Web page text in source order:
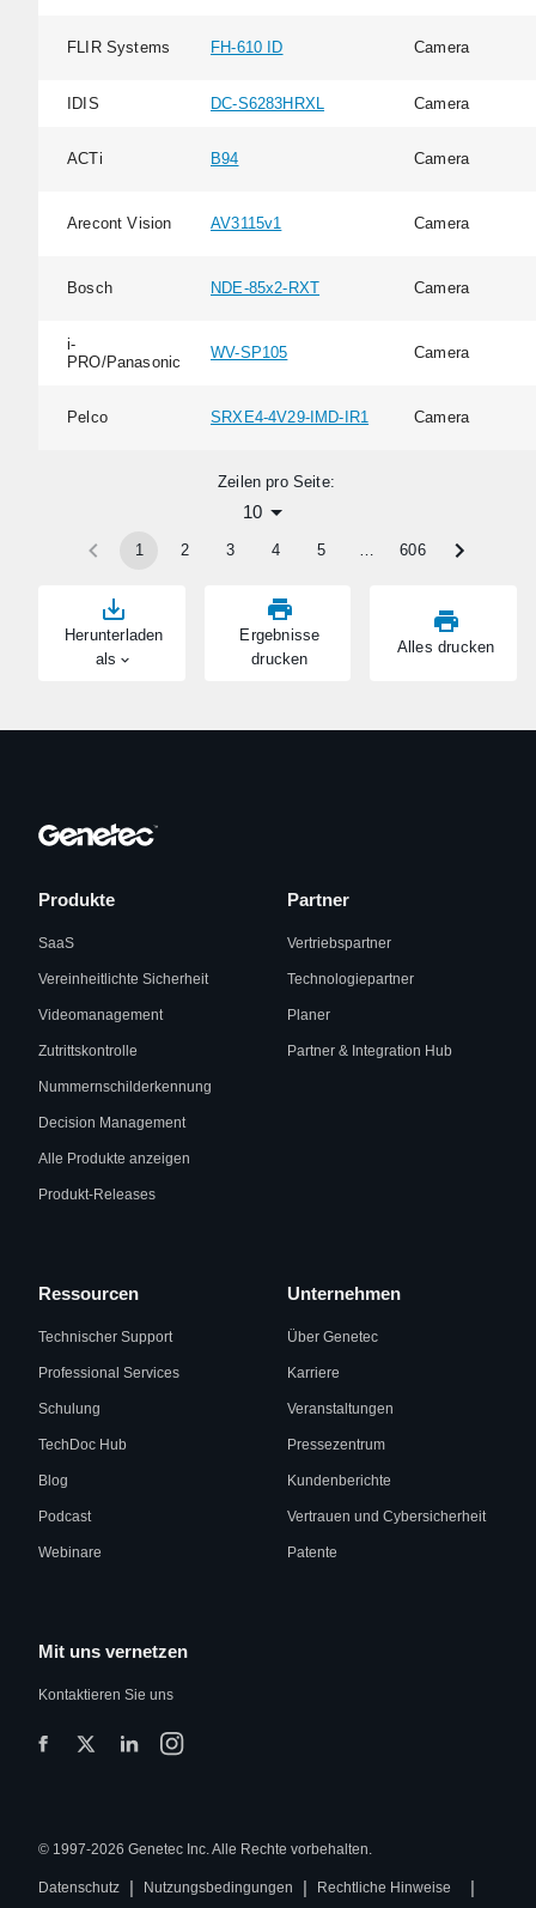
Herunterladen
als
Ergebnisse
drucken
Alles drucken
FLIR Systems FH-610 ID Camera
IDIS DC-S6283HRXL Camera
ACTi B94 Camera
Arecont Vision AV3115v1 Camera
Bosch NDE-85x2-RXT Camera
i-
PRO/Panasonic
WV-SP105 Camera
Pelco SRXE4-4V29-IMD-IR1 Camera
Zeilen pro Seite:
10
1 2 3 4 5 … 606
Produkte
SaaS
Vereinheitlichte Sicherheit
Videomanagement
Zutrittskontrolle
Nummernschilderkennung
Decision Management
Alle Produkte anzeigen
Produkt-Releases
Partner
Vertriebspartner
Technologiepartner
Planer
Partner & Integration Hub
Ressourcen
Technischer Support
Professional Services
Schulung
TechDoc Hub
Blog
Podcast
Webinare
Unternehmen
Über Genetec
Karriere
Veranstaltungen
Pressezentrum
Kundenberichte
Vertrauen und Cybersicherheit
Patente
Mit uns vernetzen
Kontaktieren Sie uns
© 1997-2026 Genetec Inc. Alle Rechte vorbehalten.
Datenschutz | Nutzungsbedingungen | Rechtliche Hinweise |